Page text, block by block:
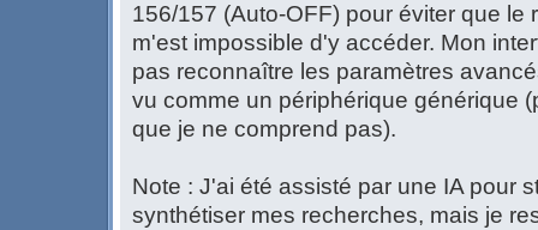
156/157 (Auto-OFF) pour éviter que le
m'est impossible d'y accéder. Mon
pas reconnaître les paramètres
vu comme un périphérique générique
que je ne comprend pas).
Note : J'ai été assisté par une IA pour
synthétiser mes recherches, mais je